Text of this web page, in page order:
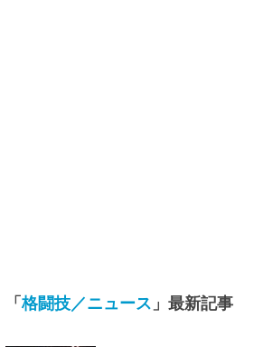
「格闘技／ニュース 」最新記事